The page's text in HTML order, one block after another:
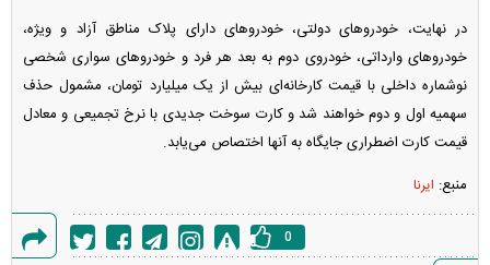
در نهایت، خودرو‌های دولتی، خودرو‌های دارای پلاک مناطق آزاد و ویژه،
خودرو‌های وارداتی، خودروی دوم به بعد هر فرد و خودرو‌های سواری شخصی
نوشماره داخلی با قیمت کارخانه‌ای بیش از یک میلیارد تومان، مشمول حذف
سهمیه اول و دوم خواهند شد و کارت سوخت جدیدی با نرخ تجمیعی و معادل
قیمت کارت اضطراری جایگاه به آنها اختصاص می‌یابد.
منبع: ایرنا
0